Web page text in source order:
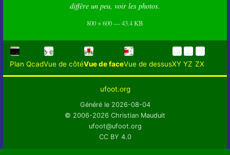
diffère un peu, voir les photos.
800 × 600 — 43.4 KB
Plan QcadVue de côtéVue de faceVue de dessusXY YZ ZX
ufoot.org
Généré le 2026-08-04
© 2006-2026 Christian Mauduit
ufoot@ufoot.org
CC BY 4.0